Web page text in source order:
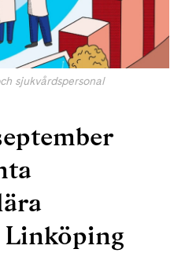
sjukvårdspersonal
Linköping